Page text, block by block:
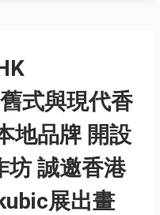
式與現代香
地品牌 開設
坊 誠邀香港
展出畫